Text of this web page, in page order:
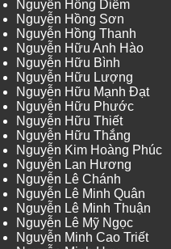
Nguyễn Hồng Diễm
Nguyễn Hồng Sơn
Nguyễn Hồng Thanh
Nguyễn Hữu Anh Hào
Nguyễn Hữu Bình
Nguyễn Hữu Lượng
Nguyễn Hữu Mạnh Đạt
Nguyễn Hữu Phước
Nguyễn Hữu Thiết
Nguyễn Hữu Thắng
Nguyễn Kim Hoàng Phúc
Nguyễn Lan Hương
Nguyễn Lê Chánh
Nguyễn Lê Minh Quân
Nguyễn Lê Minh Thuận
Nguyễn Lê Mỹ Ngọc
Nguyễn Minh Cao Triết